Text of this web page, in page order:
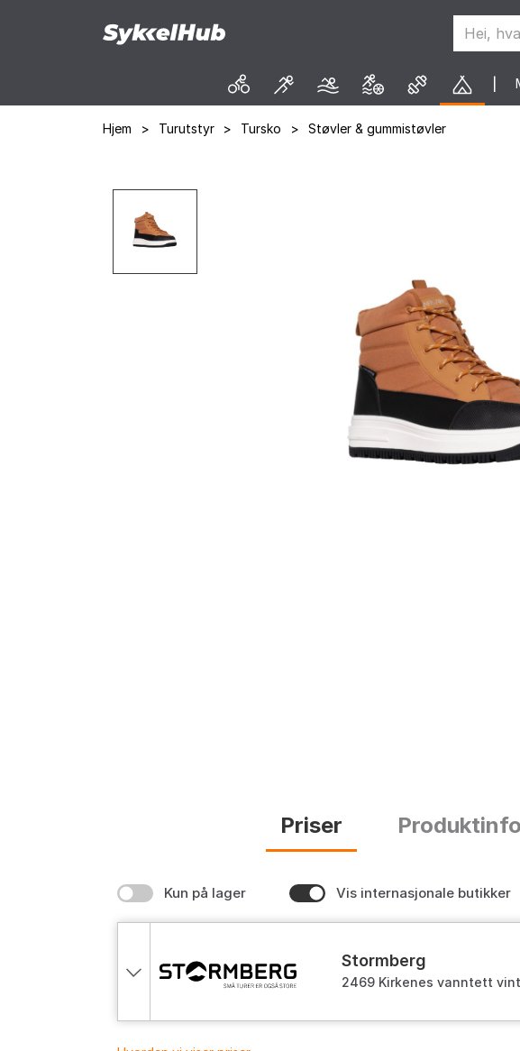
Hjem > Turutstyr > Tursko > Støvler & gummistøvler
Priser Produktinfo
Kun på lager Vis internasjonale butikker
stormberg
2469 Kirkenes vanntett